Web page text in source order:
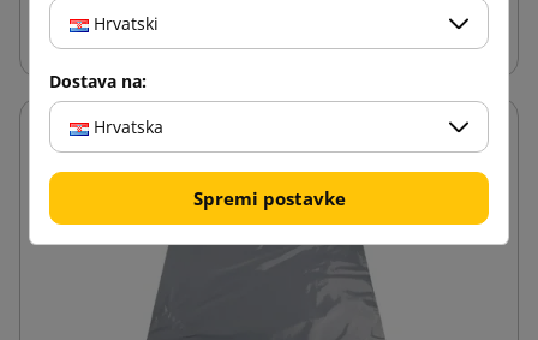
Hrvatski
Dostava na:
Hrvatska
Spremi postavke